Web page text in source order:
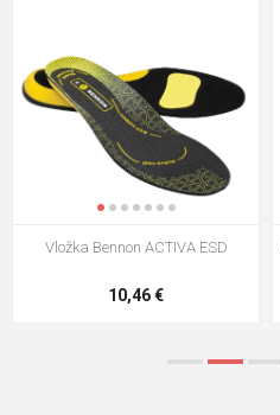
Vložka Bennon ACTIVA ESD
10,46 €